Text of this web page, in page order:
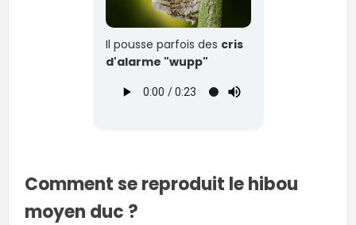
Il pousse parfois des cris
d'alarme "wupp"
Comment se reproduit le hibou
moyen duc ?